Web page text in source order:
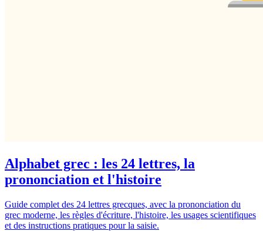
Alphabet grec : les 24 lettres, la
prononciation et l'histoire
Guide complet des 24 lettres grecques, avec la prononciation du
grec moderne, les règles d'écriture, l'histoire, les usages scientifiques
et des instructions pratiques pour la saisie.